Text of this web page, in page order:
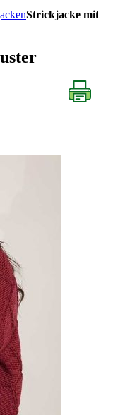
Strickjacke mit